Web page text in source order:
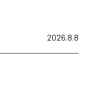
2026.8.8